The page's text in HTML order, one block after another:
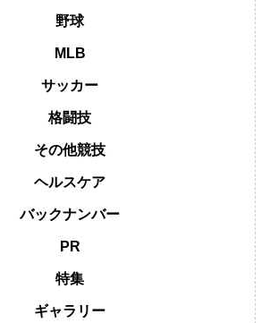
野球
MLB
サッカー
格闘技
その他競技
ヘルスケア
バックナンバー
PR
特集
ギャラリー